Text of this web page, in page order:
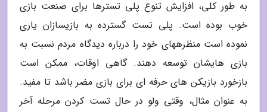
به طور کلی، افزایش تنوع پلی تسترها برای صنعت بازی
خوب بوده است. پلی تست گسترده به بازیسازان یاری
نموده است منظرههای خود را درباره دیدگاه مردم نسبت به
بازی هایشان توسعه دهند. گاهی اوقات، ممکن است
بازخورد بازیکن های حرفه ای برای بازی مضر باشد تا مفید.
به عنوان مثال، وقتی ولو در حال تست کردن مرحله آخر